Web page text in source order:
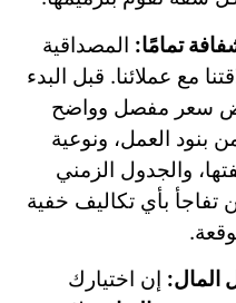
تمامًا: المصداقية
مع عملائنا. قبل البدء
سعر مفصل وواضح
بنود العمل، ونوعية
والجدول الزمني
تفاجأ بأي تكاليف خفية
المال: إن اختيارك